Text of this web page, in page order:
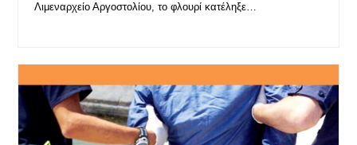
Λιμεναρχείο Αργοστολίου, το φλουρί κατέληξε…